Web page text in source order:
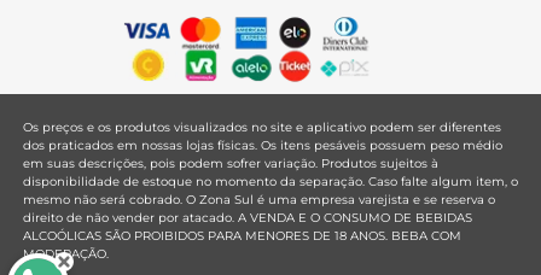
Os preços e os produtos visualizados no site e aplicativo podem ser diferentes
dos praticados em nossas lojas físicas. Os itens pesáveis possuem peso médio
em suas descrições, pois podem sofrer variação. Produtos sujeitos à
disponibilidade de estoque no momento da separação. Caso falte algum item, o
mesmo não será cobrado. O Zona Sul é uma empresa varejista e se reserva o
direito de não vender por atacado. A VENDA E O CONSUMO DE BEBIDAS
ALCOÓLICAS SÃO PROIBIDOS PARA MENORES DE 18 ANOS. BEBA COM
MODERAÇÃO.